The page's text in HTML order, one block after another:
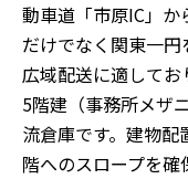
動車道「市原IC」
だけでなく関東一
広域配送に適して
5階建（事務所メザ
流倉庫です。建物
階へのスロープを